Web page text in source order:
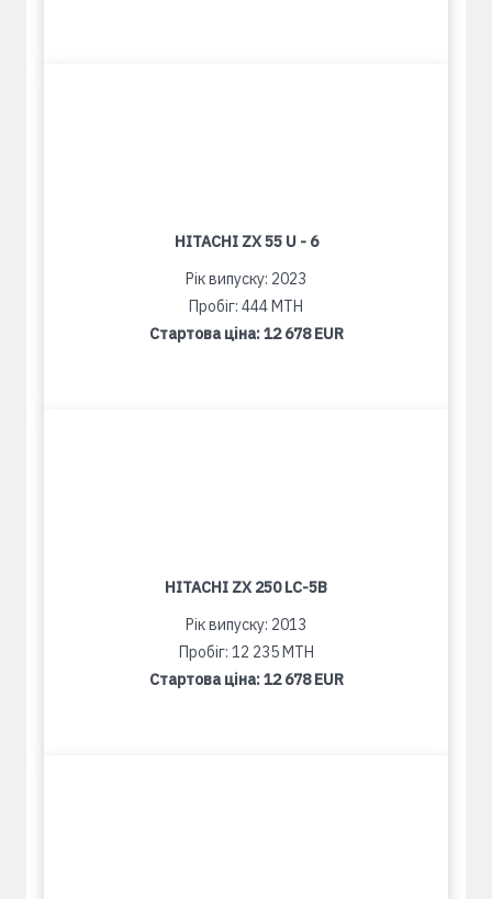
HITACHI ZX 55 U - 6
Рік випуску: 2023
Пробіг: 444 MTH
Стартова ціна:12 678 EUR
HITACHI ZX 250 LC-5B
Рік випуску: 2013
Пробіг: 12 235 MTH
Стартова ціна:12 678 EUR